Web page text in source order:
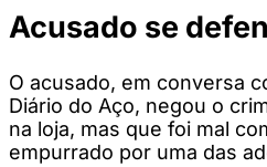
Acusado se
O acusado, em conversa
Diário do Aço, negou o
na loja, mas que foi mal
empurrado por uma das